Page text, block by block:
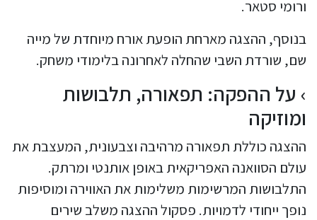
ורומי סטאר.
בנוסף, ההצגה מארחת הופעת אורח מיוחדת של מייה
שם, שורדת השבי שהחלה לאחרונה בלימודי משחק.
על ההפקה: תפאורה, תלבושות
ומוזיקה
ההצגה כוללת תפאורה מרהיבה וצבעונית, המעצבת את
עולם הסוואנה האפריקאית באופן אותנטי ומרתק.
התלבושות המרשימות משלימות את האווירה ומוסיפות
נופך ייחודי לדמויות. פסקול ההצגה משלב שירים